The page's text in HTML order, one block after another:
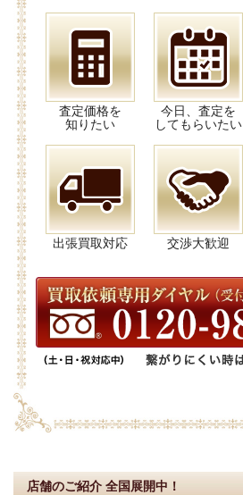
査定価格を
知りたい
今日、査定を
してもらいたい
出張買取対応 交渉大歓迎
店舗のご紹介 全国展開中！